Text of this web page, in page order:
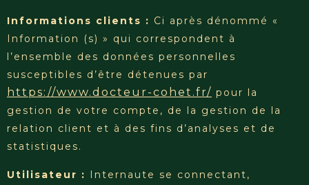
Informations clients : Ci après dénommé «
Information (s) » qui correspondent à
l’ensemble des données personnelles
susceptibles d’être détenues par
https://www.docteur-cohet.fr/ pour la
gestion de votre compte, de la gestion de la
relation client et à des fins d’analyses et de
statistiques.
Utilisateur : Internaute se connectant,